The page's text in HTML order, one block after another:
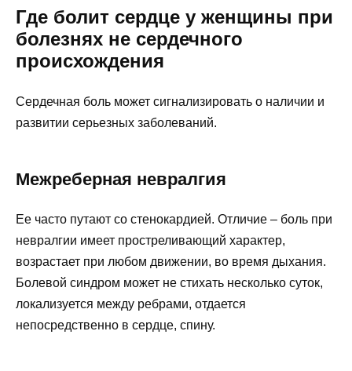
Где болит сердце у женщины при
болезнях не сердечного
происхождения
Сердечная боль может сигнализировать о наличии и
развитии серьезных заболеваний.
Межреберная невралгия
Ее часто путают со стенокардией. Отличие – боль при
невралгии имеет простреливающий характер,
возрастает при любом движении, во время дыхания.
Болевой синдром может не стихать несколько суток,
локализуется между ребрами, отдается
непосредственно в сердце, спину.